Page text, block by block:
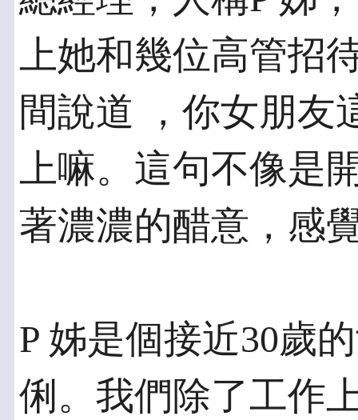
上她和幾位高管招
間說道 ，你女朋友
上嘛。這句不像是
著濃濃的醋意，感
P 姊是個接近30歲
俐。我們除了工作